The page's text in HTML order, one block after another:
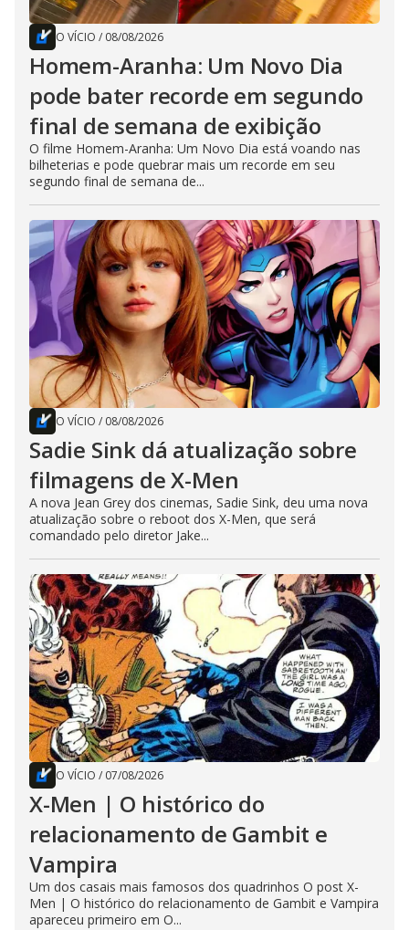
O VÍCIO / 08/08/2026
Homem-Aranha: Um Novo Dia
pode bater recorde em segundo
final de semana de exibição
O filme Homem-Aranha: Um Novo Dia está voando nas
bilheterias e pode quebrar mais um recorde em seu
segundo final de semana de...
O VÍCIO / 08/08/2026
Sadie Sink dá atualização sobre
filmagens de X-Men
A nova Jean Grey dos cinemas, Sadie Sink, deu uma nova
atualização sobre o reboot dos X-Men, que será
comandado pelo diretor Jake...
O VÍCIO / 07/08/2026
X-Men | O histórico do
relacionamento de Gambit e
Vampira
Um dos casais mais famosos dos quadrinhos O post X-
Men | O histórico do relacionamento de Gambit e Vampira
apareceu primeiro em O...